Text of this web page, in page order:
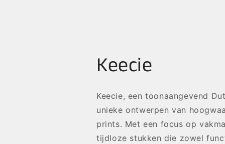
Keecie
Keecie, een toonaangevend
unieke ontwerpen van
prints. Met een focus op
tijdloze stukken die zowel